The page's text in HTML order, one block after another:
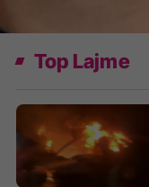
Top Lajme